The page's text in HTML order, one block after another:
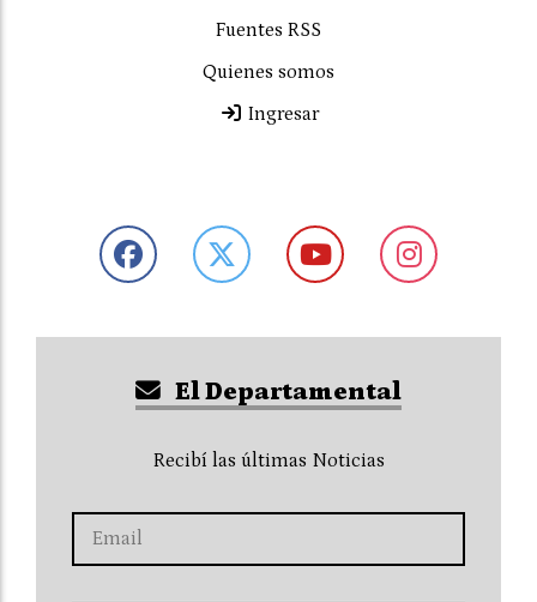
Fuentes RSS
Quienes somos
Ingresar
El Departamental
Recibí las últimas Noticias